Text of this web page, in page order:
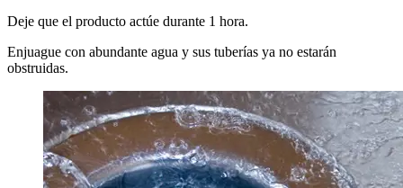
Deje que el producto actúe durante 1 hora.
Enjuague con abundante agua y sus tuberías ya no estarán
obstruidas.